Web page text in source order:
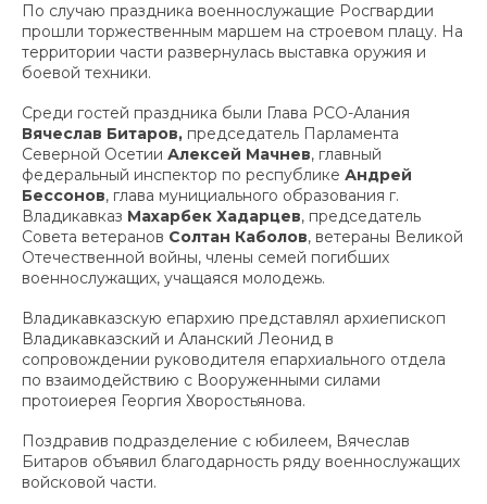
По случаю праздника военнослужащие Росгвардии
прошли торжественным маршем на строевом плацу. На
территории части развернулась выставка оружия и
боевой техники.
Среди гостей праздника были Глава РСО-Алания
Вячеслав Битаров, председатель Парламента
Северной Осетии Алексей Мачнев, главный
федеральный инспектор по республике Андрей
Бессонов, глава мунициального образования г.
Владикавказ Махарбек Хадарцев, председатель
Совета ветеранов Солтан Каболов, ветераны Великой
Отечественной войны, члены семей погибших
военнослужащих, учащаяся молодежь.
Владикавказскую епархию представлял архиепископ
Владикавказский и Аланский Леонид в
сопровождении руководителя епархиального отдела
по взаимодействию с Вооруженными силами
протоиерея Георгия Хворостьянова.
Поздравив подразделение с юбилеем, Вячеслав
Битаров объявил благодарность ряду военнослужащих
войсковой части.